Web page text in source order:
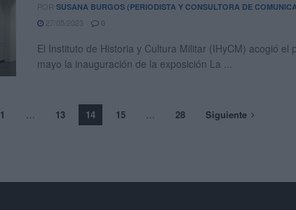
POR SUSANA BURGOS (PERIODISTA Y CONSULTORA DE
27/05/2023 0
El Instituto de Historia y Cultura Militar (IHyCM) acogió el
mayo la inauguración de la exposición La ...
1 13 14 15 28 Siguiente